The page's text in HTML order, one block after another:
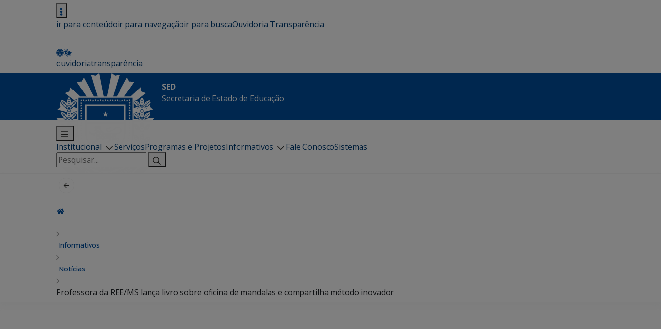
ir para conteúdoir para navegaçãoir para buscaOuvidoria Transparência
ouvidoriatransparência
SED
Secretaria de Estado de Educação
Institucional ServiçosProgramas e ProjetosInformativos Fale ConoscoSistemas
Pesquisar
por:
Informativos
Notícias
Professora da REE/MS lança livro sobre oficina de mandalas e compartilha método inovador